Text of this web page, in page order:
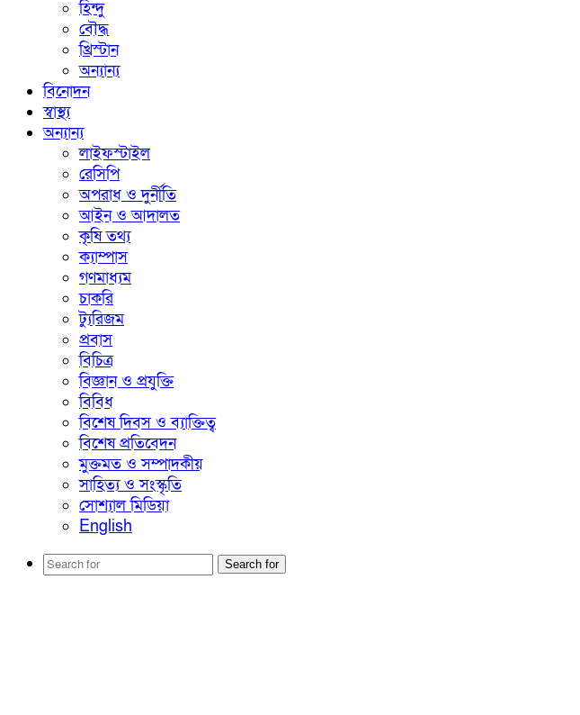
হিন্দু
বৌদ্ধ
খ্রিস্টান
অন্যান্য
বিনোদন
স্বাস্থ্য
অন্যান্য
লাইফস্টাইল
রেসিপি
অপরাধ ও দুর্নীতি
আইন ও আদালত
কৃষি তথ্য
ক্যাম্পাস
গণমাধ্যম
চাকরি
ট্যুরিজম
প্রবাস
বিচিত্র
বিজ্ঞান ও প্রযুক্তি
বিবিধ
বিশেষ দিবস ও ব্যাক্তিত্ব
বিশেষ প্রতিবেদন
মুক্তমত ও সম্পাদকীয়
সাহিত্য ও সংস্কৃতি
সোশ্যাল মিডিয়া
English
Search for